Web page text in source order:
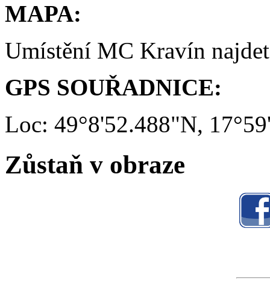
MAPA:
Umístění MC Kravín
GPS SOUŘADNICE:
Loc: 49°8'52.488"N,
Zůstaň v obraze